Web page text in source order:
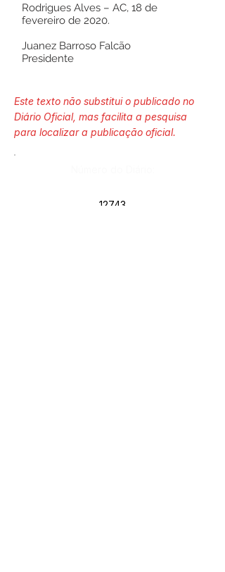
Rodrigues Alves – AC, 18 de
fevereiro de 2020.
Juanez Barroso Falcão
Presidente
Este texto não substitui o publicado no
Diário Oficial, mas facilita a pesquisa
para localizar a publicação oficial.
12743